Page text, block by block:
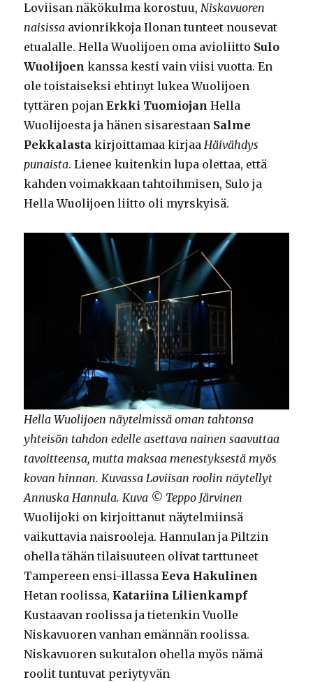
Loviisan näkökulma korostuu,Niskavuoren
naisissa avionrikkoja Ilonan tunteet nousevat
etualalle. Hella Wuolijoen oma avioliitto Sulo
Wuolijoen kanssa kesti vain viisi vuotta. En
ole toistaiseksi ehtinyt lukea Wuolijoen
tyttären pojanErkki Tuomiojan Hella
Wuolijoesta ja hänen sisarestaan Salme
Pekkalasta kirjoittamaa kirjaaHäivähdys
punaista. Lienee kuitenkin lupa olettaa, että
kahden voimakkaan tahtoihmisen, Sulo ja
Hella Wuolijoen liitto oli myrskyisä.
Hella Wuolijoen näytelmissä oman tahtonsa
yhteisön tahdon edelle asettava nainen saavuttaa
tavoitteensa, mutta maksaa menestyksestä myös
kovan hinnan. Kuvassa Loviisan roolin näytellyt
Annuska Hannula. Kuva © Teppo Järvinen
Wuolijoki on kirjoittanut näytelmiinsä
vaikuttavia naisrooleja. Hannulan ja Piltzin
ohella tähän tilaisuuteen olivat tarttuneet
Tampereen ensi-illassaEeva Hakulinen
Hetan roolissa, Katariina Lilienkampf
Kustaavan roolissa ja tietenkin Vuolle
Niskavuoren vanhan emännän roolissa.
Niskavuoren sukutalon ohella myös nämä
roolit tuntuvat periytyvän